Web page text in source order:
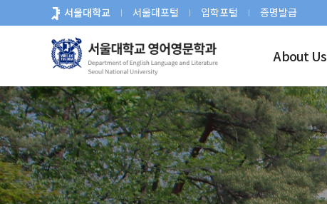
로
뉴
서울대학교 서울대포털 입학포털 증명발급
About Us